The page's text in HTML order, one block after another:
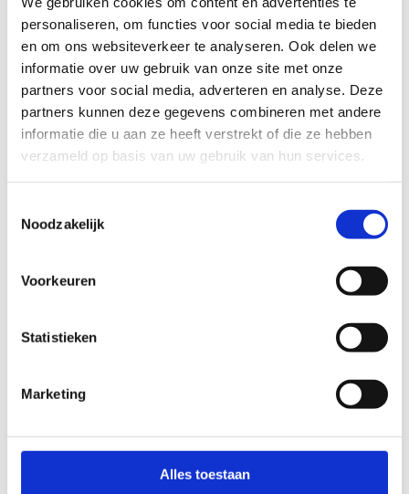
personaliseren, om functies voor social media te bieden
en om ons websiteverkeer te analyseren. Ook delen we
informatie over uw gebruik van onze site met onze
partners voor social media, adverteren en analyse. Deze
partners kunnen deze gegevens combineren met andere
informatie die u aan ze heeft verstrekt of die ze hebben
verzameld op basis van uw gebruik van hun services.
Noodzakelijk
Voorkeuren
Statistieken
Marketing
Alles toestaan
Bikers, it’s time to reunite
Op zaterdagavond 30 mei 2026 verzamelen
riders van overal voor een next-level avond
tijdens het Mountainbikefestival in Sky Park. De
Dirt Park Battles belovenpure actie, vette
tricks en coole vibes.
Vanaf 18.00 uur: vrij rijden
Kostprijs: €10,00 per rider (verzekering
Join the Dirt